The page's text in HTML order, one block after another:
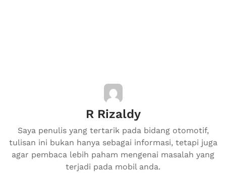
R Rizaldy
Saya penulis yang tertarik pada bidang otomotif,
tulisan ini bukan hanya sebagai informasi, tetapi juga
agar pembaca lebih paham mengenai masalah yang
terjadi pada mobil anda.